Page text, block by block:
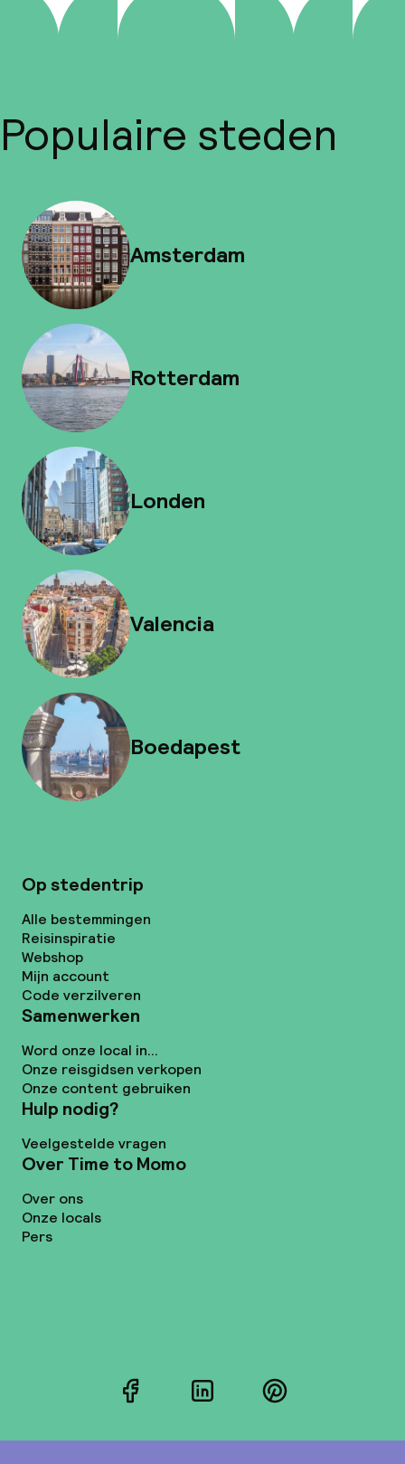
Populaire steden
Amsterdam
Rotterdam
Londen
Valencia
Boedapest
Op stedentrip
Alle bestemmingen
Reisinspiratie
Webshop
Mijn account
Code verzilveren
Samenwerken
Word onze local in...
Onze reisgidsen verkopen
Onze content gebruiken
Hulp nodig?
Veelgestelde vragen
Over Time to Momo
Over ons
Onze locals
Pers
FacebookLinkedInPinterest